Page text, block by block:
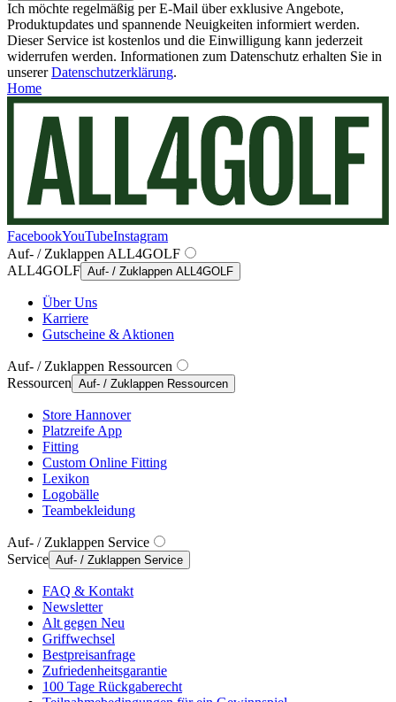
Ich möchte regelmäßig per E-Mail über exklusive Angebote,
Produktupdates und spannende Neuigkeiten informiert werden.
Dieser Service ist kostenlos und die Einwilligung kann jederzeit
widerrufen werden. Informationen zum Datenschutz erhalten Sie in
unsererDatenschutzerklärung.
Home
FacebookYouTubeInstagram
Auf- / Zuklappen ALL4GOLF
ALL4GOLF Auf- / Zuklappen ALL4GOLF
Über Uns
Karriere
Gutscheine & Aktionen
Auf- / Zuklappen Ressourcen
Ressourcen Auf- / Zuklappen Ressourcen
Store Hannover
Platzreife App
Fitting
Custom Online Fitting
Lexikon
Logobälle
Teambekleidung
Auf- / Zuklappen Service
Service Auf- / Zuklappen Service
FAQ & Kontakt
Newsletter
Alt gegen Neu
Griffwechsel
Bestpreisanfrage
Zufriedenheitsgarantie
100 Tage Rückgaberecht